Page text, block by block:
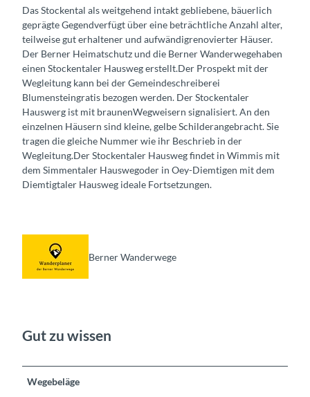
Das Stockental als weitgehend intakt gebliebene, bäuerlich
geprägte Gegendverfügt über eine beträchtliche Anzahl alter,
teilweise gut erhaltener und aufwändigrenovierter Häuser.
Der Berner Heimatschutz und die Berner Wanderwegehaben
einen Stockentaler Hausweg erstellt.Der Prospekt mit der
Wegleitung kann bei der Gemeindeschreiberei
Blumensteingratis bezogen werden. Der Stockentaler
Hauswerg ist mit braunenWegweisern signalisiert. An den
einzelnen Häusern sind kleine, gelbe Schilderangebracht. Sie
tragen die gleiche Nummer wie ihr Beschrieb in der
Wegleitung.Der Stockentaler Hausweg findet in Wimmis mit
dem Simmentaler Hauswegoder in Oey-Diemtigen mit dem
Diemtigtaler Hausweg ideale Fortsetzungen.
Berner Wanderwege
Gut zu wissen
Wegebeläge